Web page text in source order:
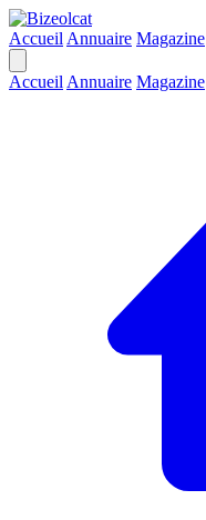
Accueil Annuaire Magazine
Accueil Annuaire Magazine